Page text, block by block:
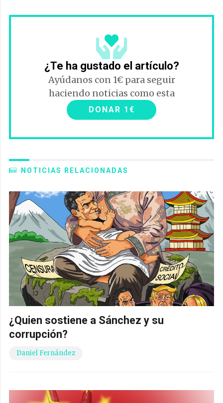
¿Te ha gustado el artículo?
Ayúdanos con 1€ para seguir
haciendo noticias como esta
DONAR 1€
NOTICIAS RELACIONADAS
¿Quien sostiene a Sánchez y su
corrupción?
Daniel Fernández